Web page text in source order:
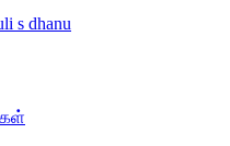
s dhanu